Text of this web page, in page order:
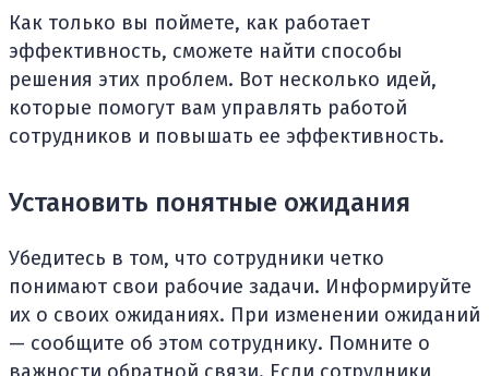
Как только вы поймете, как работает
эффективность, сможете найти способы
решения этих проблем. Вот несколько идей,
которые помогут вам управлять работой
сотрудников и повышать ее эффективность.
Установить понятные ожидания
Убедитесь в том, что сотрудники четко
понимают свои рабочие задачи. Информируйте
их о своих ожиданиях. При изменении ожиданий
— сообщите об этом сотруднику. Помните о